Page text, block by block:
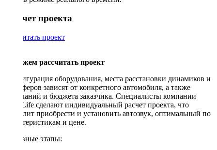
Рассчет проекта
Рассчитать проект
Поможем рассчитать проект
Конфигурация оборудования, места расстановки динамиков и
сабвуферов зависят от конкретного автомобиля, а также
пожеланий и бюджета заказчика. Специалисты компании
DriveLife сделают индивидуальный расчет проекта, что
позволит приобрести и установить автозвук, оптимальный по
характеристикам и цене.
Основные этапы: